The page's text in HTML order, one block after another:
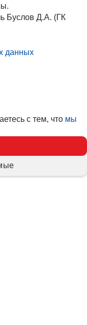
Буслов Д.А. (ГК
данных
с тем, что мы